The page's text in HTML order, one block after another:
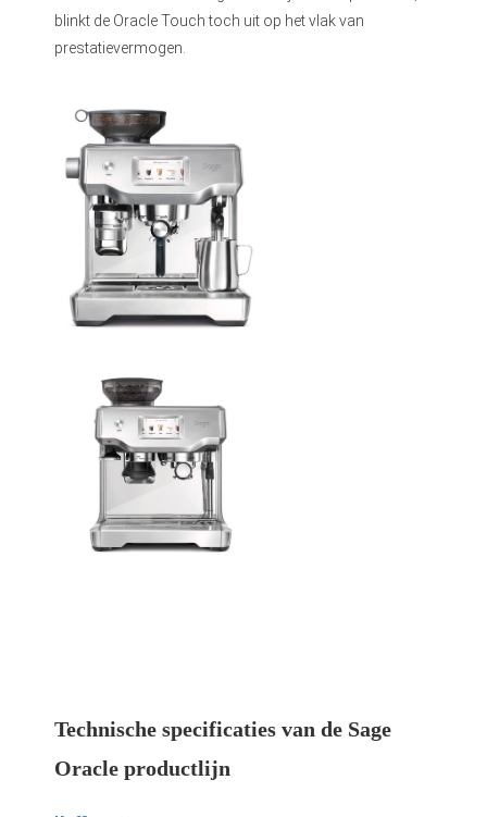
blinkt de Oracle Touch toch uit op het vlak van
prestatievermogen.
Technische specificaties van de Sage
Oracle productlijn